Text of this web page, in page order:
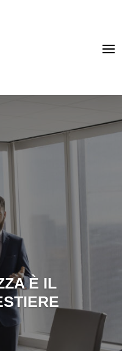
È IL